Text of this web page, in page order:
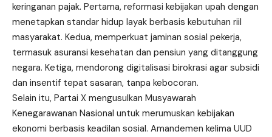
keringanan pajak. Pertama, reformasi kebijakan upah dengan
menetapkan standar hidup layak berbasis kebutuhan riil
masyarakat. Kedua, memperkuat jaminan sosial pekerja,
termasuk asuransi kesehatan dan pensiun yang ditanggung
negara. Ketiga, mendorong digitalisasi birokrasi agar subsidi
dan insentif tepat sasaran, tanpa kebocoran.
Selain itu, Partai X mengusulkan Musyawarah
Kenegarawanan Nasional untuk merumuskan kebijakan
ekonomi berbasis keadilan sosial. Amandemen kelima UUD